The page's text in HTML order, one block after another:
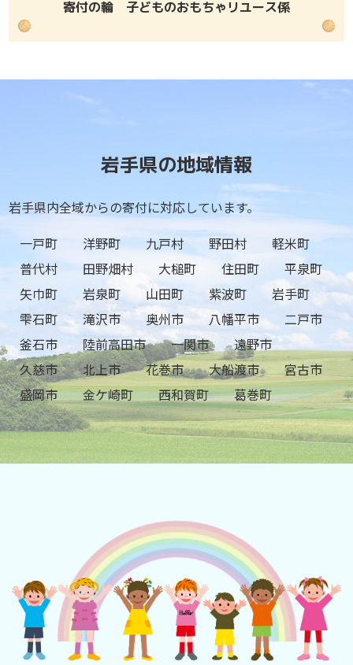
寄付の輪 子どものおもちゃリユース係
岩手県の地域情報
岩手県内全域からの寄付に対応しています。
一戸町
洋野町 九戸村 野田村
軽米町
普代村
田野畑村 大槌町 住田町
平泉町
矢巾町
岩泉町 山田町 紫波町
岩手町
雫石町
滝沢市 奥州市 八幡平市
二戸市
釜石市
陸前高田市 一関市
遠野市
久慈市
北上市 花巻市 大船渡市
宮古市
盛岡市
金ケ崎町 西和賀町 葛巻町